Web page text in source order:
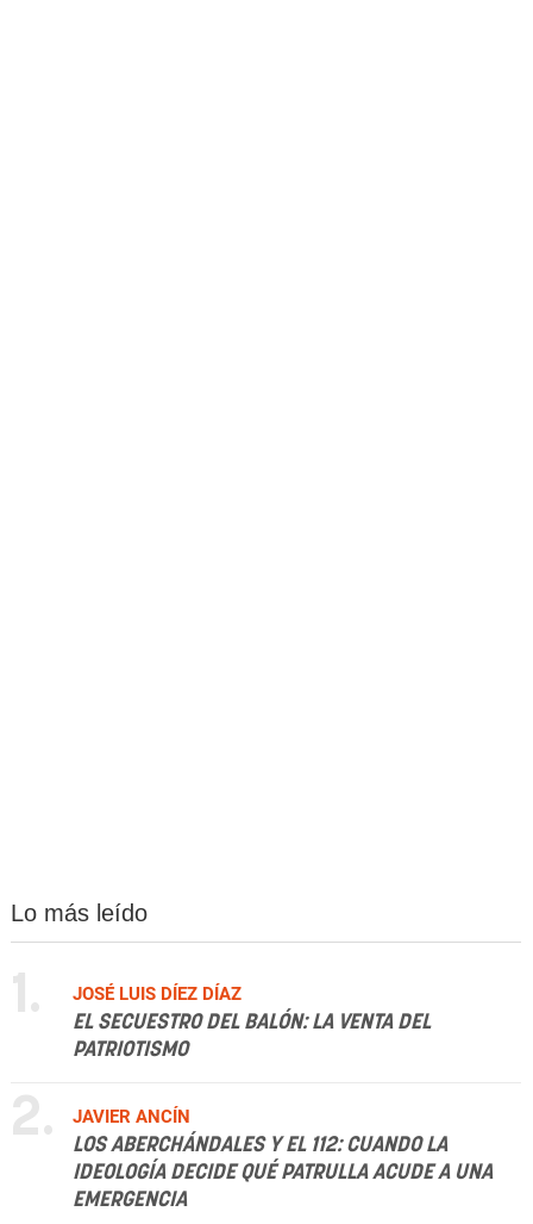
Lo más leído
1.
JOSÉ LUIS DÍEZ DÍAZ
EL SECUESTRO DEL BALÓN: LA VENTA DEL
PATRIOTISMO
2.
JAVIER ANCÍN
LOS ABERCHÁNDALES Y EL 112: CUANDO LA
IDEOLOGÍA DECIDE QUÉ PATRULLA ACUDE A UNA
EMERGENCIA